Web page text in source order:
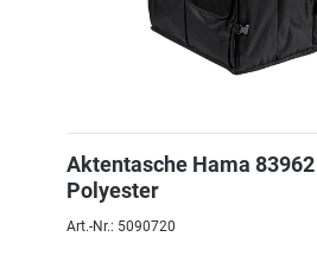
Aktentasche Hama
Polyester
Art.-Nr.: 5090720